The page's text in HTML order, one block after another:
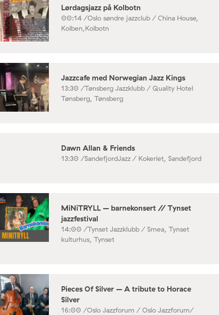
Lørdagsjazz på Kolbotn
00:14 /Oslo søndre jazzclub / China House,
Kolben,Kolbotn
Jazzcafe med Norwegian Jazz Kings
13:30 /Tønsberg Jazzklubb / Quality Hotel
Tønsberg, Tønsberg
Dawn Allan & Friends
13:30 /SandefjordJazz / Kokeriet, Sandefjord
MiNiTRYLL – barnekonsert // Tynset
jazzfestival
14:00 /Tynset Jazzklubb / Smea, Tynset
kulturhus, Tynset
Pieces Of Silver – A tribute to Horace
Silver
16:00 /Oslo Jazzforum / Oslo Jazzforum/